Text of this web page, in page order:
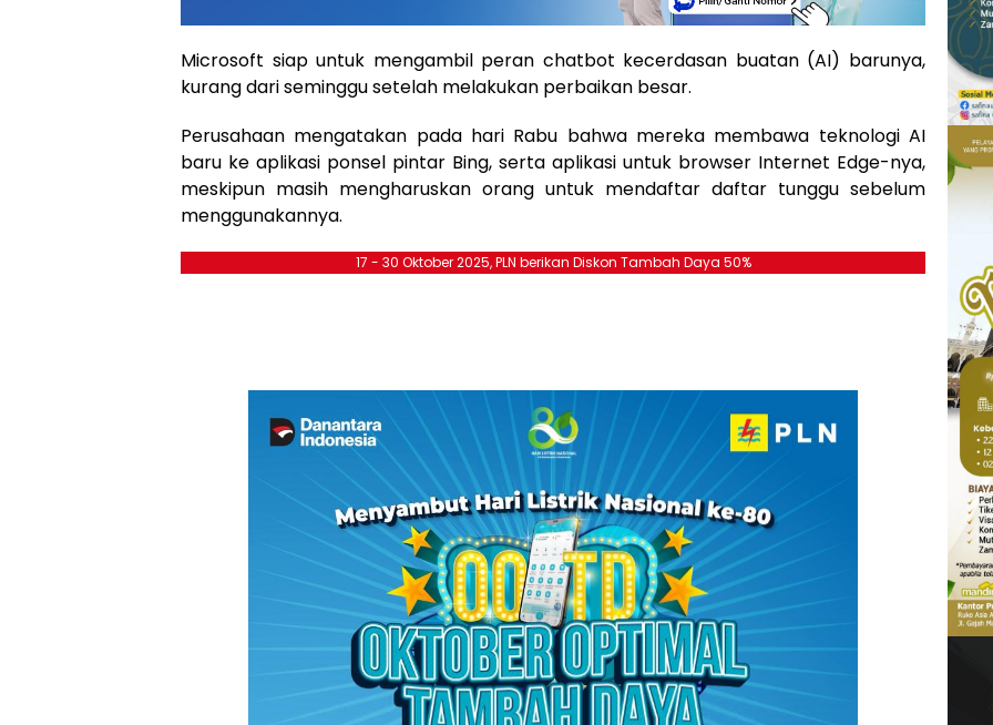
Microsoft siap untuk mengambil peran chatbot kecerdasan buatan (AI) barunya,
kurang dari seminggu setelah melakukan perbaikan besar.
Perusahaan mengatakan pada hari Rabu bahwa mereka membawa teknologi AI
baru ke aplikasi ponsel pintar Bing, serta aplikasi untuk browser Internet Edge-nya,
meskipun masih mengharuskan orang untuk mendaftar daftar tunggu sebelum
menggunakannya.
17 - 30 Oktober 2025, PLN berikan Diskon Tambah Daya 50%